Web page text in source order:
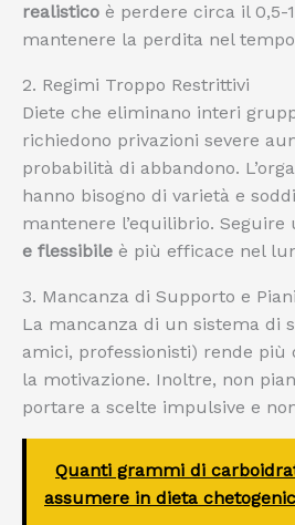
realistico è perdere circa il 0,5-
mantenere la perdita nel
2. Regimi Troppo Restrittivi
Diete che eliminano interi
richiedono privazioni severe
probabilità di abbandono.
hanno bisogno di varietà e
mantenere l’equilibrio. Seguire
e flessibile è più efficace nel
3. Mancanza di Supporto e
La mancanza di un sistema di
amici, professionisti) rende
la motivazione. Inoltre, non
portare a scelte impulsive e
Quanti grammi di
assumere in dieta